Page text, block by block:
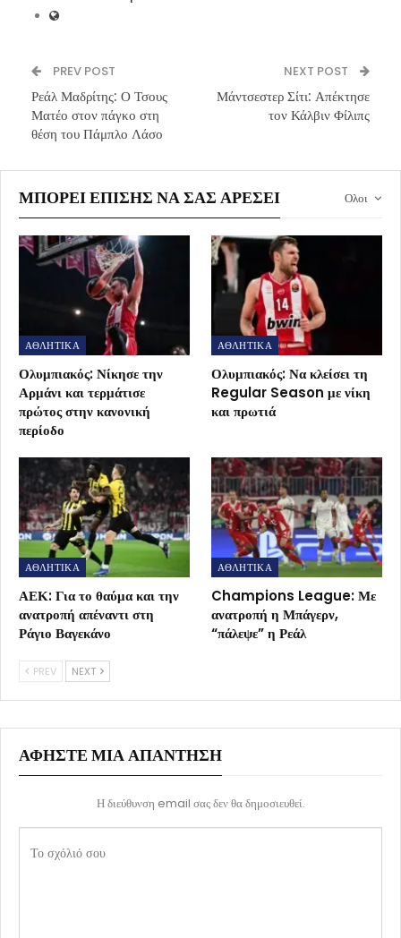
PREV POST
Ρεάλ Μαδρίτης: Ο Τσους
Ματέο στον πάγκο στη
θέση του Πάμπλο Λάσο
NEXT POST
Μάντσεστερ Σίτι: Απέκτησε
τον Κάλβιν Φίλιπς
Ολοι
ΜΠΟΡΕΊ ΕΠΊΣΗΣ ΝΑ ΣΑΣ ΑΡΈΣΕΙ
ΑΘΛΗΤΙΚΑ
Ολυμπιακός: Νίκησε την
Αρμάνι και τερμάτισε
πρώτος στην κανονική
περίοδο
ΑΘΛΗΤΙΚΑ
Ολυμπιακός: Να κλείσει τη
Regular Season με νίκη
και πρωτιά
ΑΘΛΗΤΙΚΑ
ΑΕΚ: Για το θαύμα και την
ανατροπή απέναντι στη
Ράγιο Βαγεκάνο
ΑΘΛΗΤΙΚΑ
Champions League: Με
ανατροπή η Μπάγερν,
“πάλεψε” η Ρεάλ
PREV NEXT
ΑΦΉΣΤΕ ΜΙΑ ΑΠΆΝΤΗΣΗ
Η διεύθυνση email σας δεν θα δημοσιευθεί.